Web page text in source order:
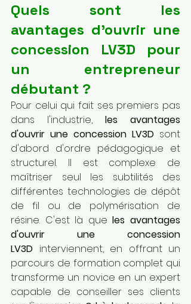
Quels sont les
avantages d'ouvrir une
concession LV3D pour
un entrepreneur
débutant ?
Pour celui qui fait ses premiers pas
dans l'industrie, les avantages
d'ouvrir une concession LV3D sont
d'abord d'ordre pédagogique et
structurel. Il est complexe de
maîtriser seul les subtilités des
différentes technologies de dépôt
de fil ou de polymérisation de
résine. C'est là que les avantages
d'ouvrir une concession
LV3D interviennent, en offrant un
parcours de formation complet qui
transforme un novice en un expert
capable de conseiller ses clients